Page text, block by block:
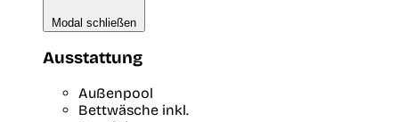
Modal schließen
Ausstattung
Außenpool
Bettwäsche inkl.